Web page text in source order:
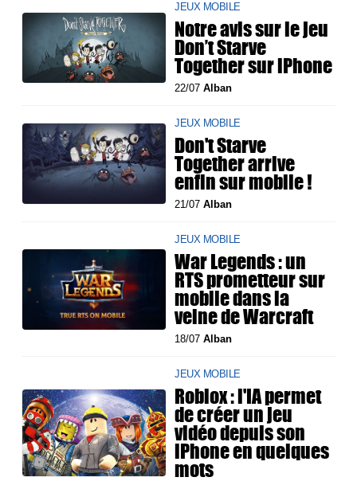
JEUX MOBILE
Notre avis sur le jeu
Don’t Starve
Together sur iPhone
22/07Alban
JEUX MOBILE
Don't Starve
Together arrive
enfin sur mobile !
21/07Alban
JEUX MOBILE
War Legends : un
RTS prometteur sur
mobile dans la
veine de Warcraft
18/07Alban
JEUX MOBILE
Roblox : l'IA permet
de créer un jeu
vidéo depuis son
iPhone en quelques
mots